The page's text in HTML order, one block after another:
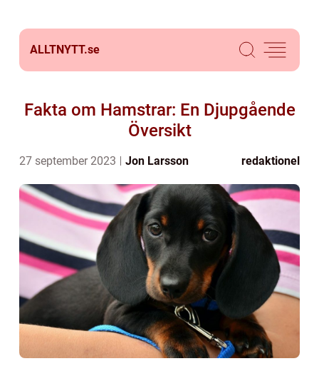
ALLTNYTT.se
Fakta om Hamstrar: En Djupgående
Översikt
27 september 2023 Jon Larsson redaktionel